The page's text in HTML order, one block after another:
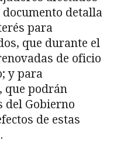
detalla
para
que durante el
de oficio
y para
que podrán
del Gobierno
de estas